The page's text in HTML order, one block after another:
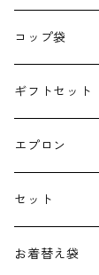
巾着
授乳クッション
よだれカバー
抱っこ紐
子供用バッグ
コップ袋
ギフトセット
エプロン
セット
お着替え袋